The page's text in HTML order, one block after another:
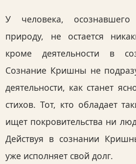
У человека,
природу, не остается
кроме деятельности в
Сознание Кришны не
деятельности, как станет
стихов. Тот, кто обладает
ищет покровительства ни
Действуя в сознании
уже исполняет свой долг.